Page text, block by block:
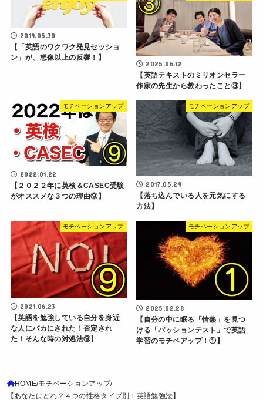
2019.05.30
【「英語のワクワク発見セッショ
ン」が、想像以上の反響！】
2025.06.12
【英語テキストのミリオンセラー
作家の先生から教わったこと③】
モチベーションアップ
2022.01.22
【２０２２年に英検＆CASEC受験
がオススメな３つの理由⑨】
モチベーションアップ
2017.05.29
【落ち込んでいる人を元気にする
方法】
モチベーションアップ
2021.06.23
【英語を勉強している自分を身近
な人にバカにされた！否定され
た！そんな時の対処法⑨】
モチベーションアップ
2025.02.28
【自分の中に眠る「情熱」を見つ
ける「パッションテスト」で英語
学習のモチベアップ！①】
HOME モチベーションアップ
【あなたはどれ？４つの性格タイプ別：英語勉強法】